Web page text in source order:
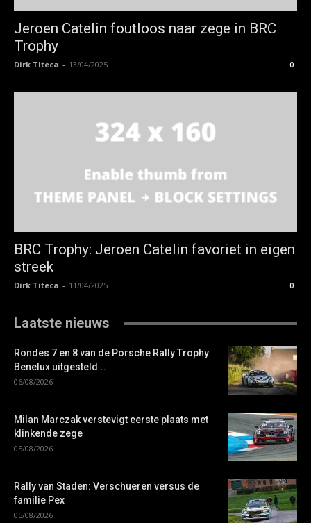
Jeroen Catelin foutloos naar zege in BRC
Trophy
Dirk Titeca - 13/04/2025 0
BRC Trophy: Jeroen Catelin favoriet in eigen
streek
Dirk Titeca - 11/04/2025 0
Laatste nieuws
Rondes 7 en 8 van de Porsche Rally Trophy
Benelux uitgesteld...
06/08/2026
Milan Marczak verstevigt eerste plaats met
klinkende zege
05/08/2026
Rally van Staden: Verschueren versus de
familie Pex
05/08/2026